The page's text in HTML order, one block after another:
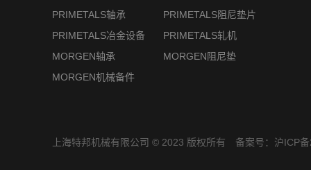
PRIMETALS轴承
PRIMETALS阻尼垫片
PRIMETALS冶金设备
PRIMETALS轧机
MORGEN轴承
MORGEN阻尼垫
MORGEN机械备件
上海特邦机械有限公司 © 2023 版权所有 备案号： 沪ICP